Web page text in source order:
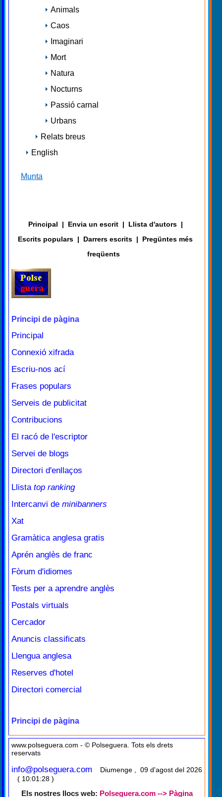
Animals
Caos
Imaginari
Mort
Natura
Nocturns
Passió carnal
Urbans
Relats breus
English
Munta
Principal | Envia un escrit | Llista d'autors |
Escrits populars | Darrers escrits |
Pregüntes més
freqüents
Principi de pàgina
Principal
Connexió xifrada
Escriu-nos ací
Frases populars
Serveis de publicitat
Contribucions
El racó de l'escriptor
Servei de blogs
Directori d'enllaços
Llista top ranking
Intercanvi de minibanners
Xat
Gramàtica anglesa gratis
Aprén anglès de franc
Fòrum d'idiomes
Tests per a aprendre anglès
Postals virtuals
Cercador
Anuncis classificats
Llengua anglesa
Reserves d'hotel
Directori comercial
Principi de pàgina
www.polseguera.com - © Polseguera. Tots els drets
reservats
info@polseguera.com
Diumenge , 09 d'agost del 2026
( 10:01:28 )
Els nostres llocs web: Polseguera.com --> Pàgina